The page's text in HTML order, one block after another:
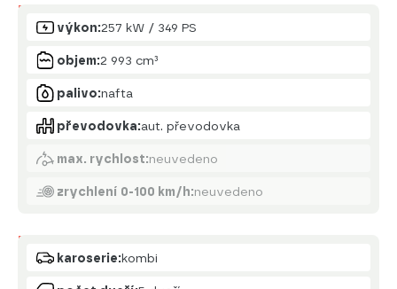
Motor
výkon:257 kW / 349 PS
objem:2 993 cm³
palivo:nafta
převodovka:aut. převodovka
max. rychlost:neuvedeno
zrychlení 0-100 km/h:neuvedeno
Karoserie
karoserie:kombi